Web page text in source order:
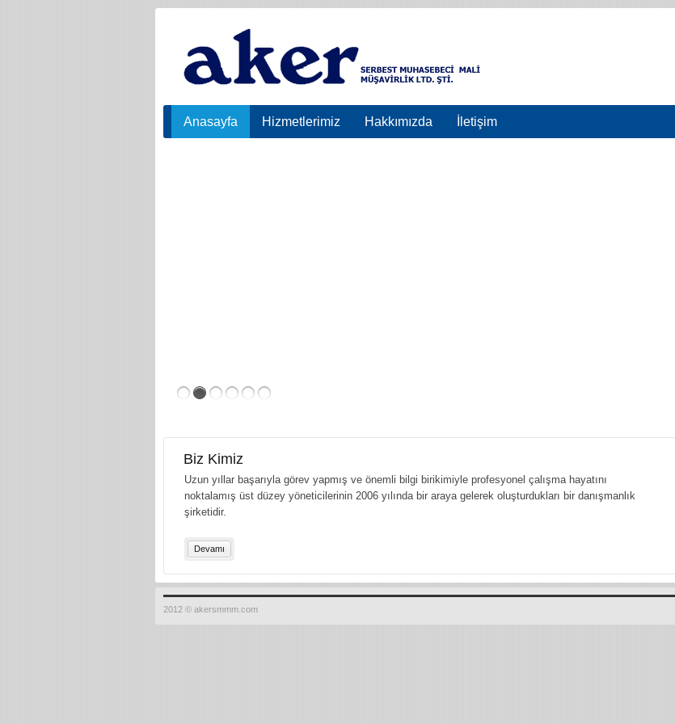
Anasayfa Hizmetlerimiz Hakkımızda İletişim
Biz Kimiz
Uzun yıllar başarıyla görev yapmış ve önemli bilgi birikimiyle profesyonel çalışma hayatını
noktalamış üst düzey yöneticilerinin 2006 yılında bir araya gelerek oluşturdukları bir danışmanlık
şirketidir.
Devamı
2012 © akersmmm.com